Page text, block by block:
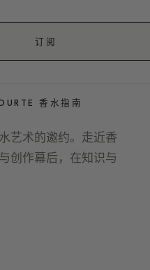
订阅
香水指南
艺术的邀约。走近香
创作幕后，在知识与